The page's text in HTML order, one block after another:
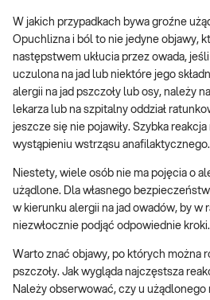
W jakich przypadkach bywa groźne
Opuchlizna i ból to nie jedyne objawy,
następstwem ukłucia przez owada,
uczulona na jad lub niektóre jego
alergii na jad pszczoły lub osy, należy
lekarza lub na szpitalny oddział
jeszcze się nie pojawiły. Szybka
wystąpieniu wstrząsu anafilaktycznego.
Niestety, wiele osób nie ma pojęcia o
użądlone. Dla własnego
w kierunku alergii na jad owadów, by w
niezwłocznie podjąć odpowiednie kroki.
Warto znać objawy, po których można
pszczoły. Jak wygląda najczęstsza
Należy obserwować, czy u użądlonego